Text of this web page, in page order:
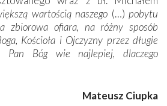
wartością naszego (…) pobytu
zbiorowa ofiara, na różny sposób
Kościoła i Ojczyzny przez długie
Pan Bóg wie najlepiej, dlaczego
Mateusz Ciupka